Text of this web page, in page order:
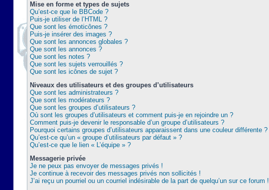
Mise en forme et types de sujets
Qu’est-ce que le BBCode ?
Puis-je utiliser de l’HTML ?
Que sont les émoticônes ?
Puis-je insérer des images ?
Que sont les annonces globales ?
Que sont les annonces ?
Que sont les notes ?
Que sont les sujets verrouillés ?
Que sont les icônes de sujet ?
Niveaux des utilisateurs et des groupes d’utilisateurs
Que sont les administrateurs ?
Que sont les modérateurs ?
Que sont les groupes d’utilisateurs ?
Où sont les groupes d’utilisateurs et comment puis-je en rejoindre un ?
Comment puis-je devenir le responsable d’un groupe d’utilisateurs ?
Pourquoi certains groupes d’utilisateurs apparaissent dans une couleur différente ?
Qu’est-ce qu’un « groupe d’utilisateurs par défaut » ?
Qu’est-ce que le lien « L’équipe » ?
Messagerie privée
Je ne peux pas envoyer de messages privés !
Je continue à recevoir des messages privés non sollicités !
J’ai reçu un pourriel ou un courriel indésirable de la part de quelqu’un sur ce forum !